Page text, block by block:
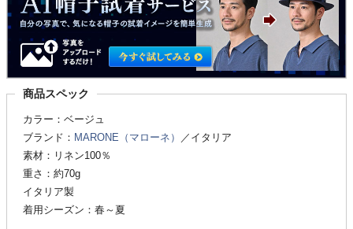
商品スペック
カラー：ベージュ
ブランド： MARONE（マローネ）
／イタリア
素材：リネン100％
重さ：約70g
イタリア製
着用シーズン：春～夏